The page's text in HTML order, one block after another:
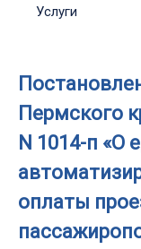
Услуги
Пермского
N 1014-п «О
оплаты